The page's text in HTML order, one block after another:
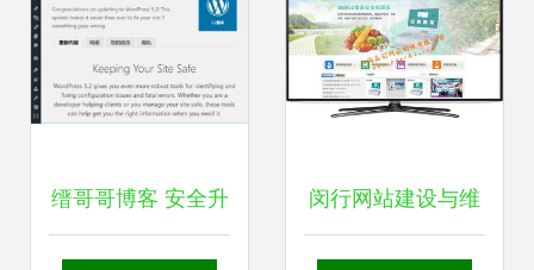
缙哥哥博客 安全升 闵行网站建设与维